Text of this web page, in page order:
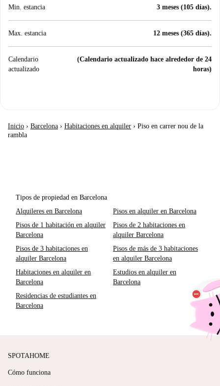
Min. estancia 3 meses (105 días).
Max. estancia 12 meses (365 días).
Calendario
actualizado
(Calendario actualizado hace alrededor de 24
horas)
Inicio › Barcelona › Habitaciones en alquiler › Piso en carrer nou de la
rambla
Tipos de propiedad en Barcelona
Alquileres en Barcelona
Pisos en alquiler en Barcelona
Pisos de 1 habitación en alquiler
Barcelona
Pisos de 2 habitaciones en
alquiler Barcelona
Pisos de 3 habitaciones en
alquiler Barcelona
Pisos de más de 3 habitaciones
en alquiler Barcelona
Habitaciones en alquiler en
Barcelona
Estudios en alquiler en
Barcelona
Residencias de estudiantes en
Barcelona
SPOTAHOME
Cómo funciona